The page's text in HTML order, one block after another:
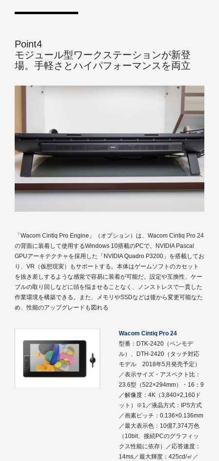
Point4
モジュール型ワークステーションが新登
場。手軽さとハイパフォーマンスを両立
「Wacom Cintiq Pro Engine」（オプション）は、Wacom Cintiq Pro 24
の背面に装着して使用するWindows 10搭載のPCで、NVIDIA Pascal
GPUアーキテクチャを採用した「NVIDIA Quadro P3200」を搭載してお
り、VR（仮想現実）もサポートする。本体はゲームソフトのカセット
を抜き差しするような感覚で容易に装着が可能だ。設定や互換性、ケー
ブルの取り回しなどに頭を悩ませることなく、ノンストレスで一貫した
作業環境を構築できる。また、メモリやSSDなどは後から変更可能なた
め、性能のアップグレードも図れる
Wacom Cintiq Pro 24
型番：DTK-2420（ペンモデ
ル）、DTH-2420（タッチ対応
モデル 2018年5月発売予定）
／表示サイズ・アスペクト比：
23.6型（522×294mm）・16：9
／解像度：4K（3,840×2,160ド
ット）※1／液晶方式：IPS方式
／画素ピッチ：0.136×0.136mm
／最大表示色：10億7,374万色
（10bit、接続PCのグラフィッ
クス性能に依存）／応答速度：
14ms／最大輝度：425cd/㎡／